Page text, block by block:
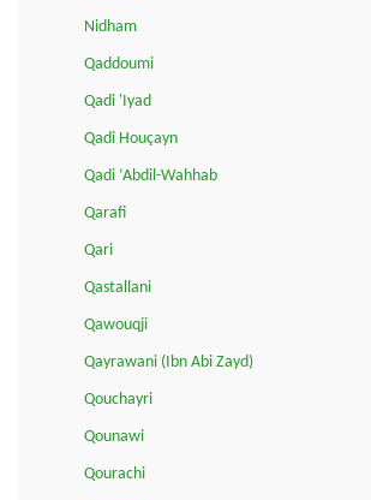
Nidham
Qaddoumi
Qadi 'Iyad
Qadi Houçayn
Qadi ‘Abdil-Wahhab
Qarafi
Qari
Qastallani
Qawouqji
Qayrawani (Ibn Abi Zayd)
Qouchayri
Qounawi
Qourachi